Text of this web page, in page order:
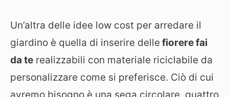
Un’altra delle idee low cost per arredare il
giardino è quella di inserire delle fiorere fai
da te realizzabili con materiale riciclabile da
personalizzare come si preferisce. Ciò di cui